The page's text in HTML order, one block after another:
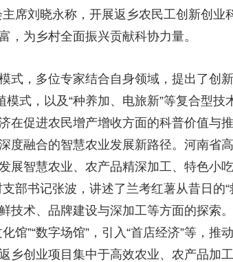
席刘晓永称，开展返乡农民工创新创
，为乡村全面振兴贡献科协力量。
式，多位专家结合自身领域，提出了创
式，以及“种养加、电旅新”等复合型
在促进农民增产增收方面的科普价值与
度融合的智慧农业发展新路径。河南省
展智慧农业、农产品精深加工、特色小
部书记张波，讲述了兰考红薯从昔日的“
技术、品牌建设与深加工等方面的探索
馆”“数字场馆”，引入“首店经济”等，推
乡创业项目集中于高效农业、农产品加